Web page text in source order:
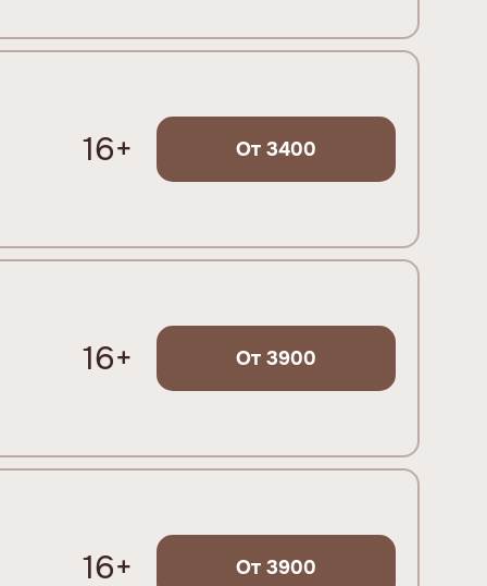
16+ От 3400
16+ От 3900
16+ От 3900